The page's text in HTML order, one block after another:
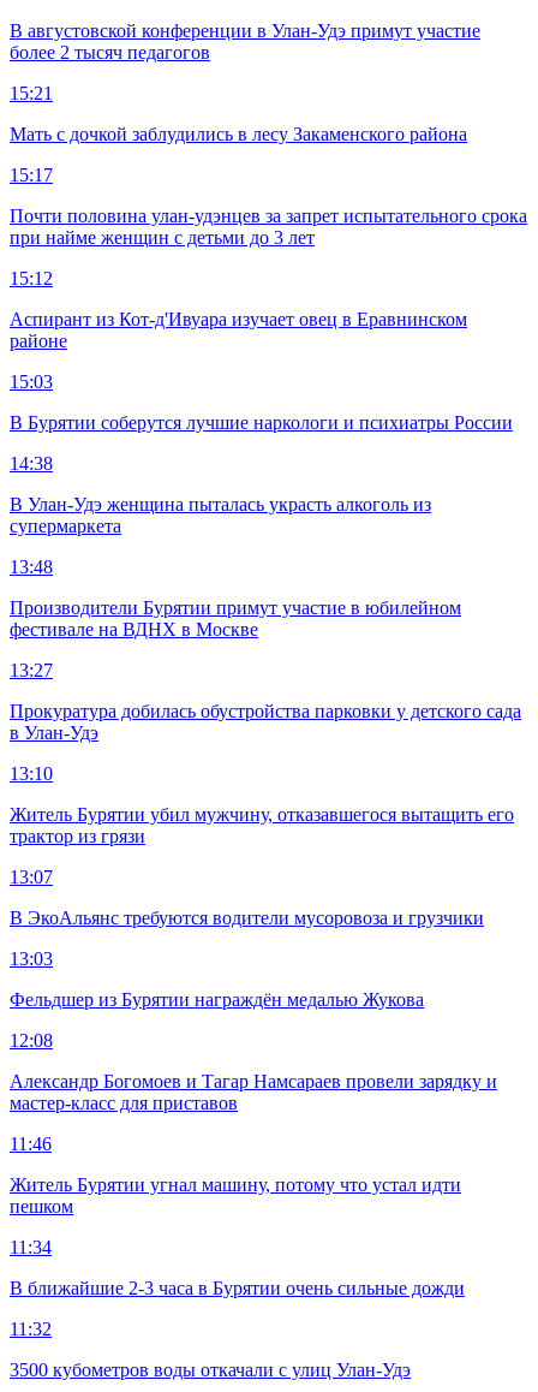
В августовской конференции в Улан-Удэ примут участие
более 2 тысяч педагогов
15:21
Мать с дочкой заблудились в лесу Закаменского района
15:17
Почти половина улан-удэнцев за запрет испытательного срока
при найме женщин с детьми до 3 лет
15:12
Аспирант из Кот-д'Ивуара изучает овец в Еравнинском
районе
15:03
В Бурятии соберутся лучшие наркологи и психиатры России
14:38
В Улан-Удэ женщина пыталась украсть алкоголь из
супермаркета
13:48
Производители Бурятии примут участие в юбилейном
фестивале на ВДНХ в Москве
13:27
Прокуратура добилась обустройства парковки у детского сада
в Улан-Удэ
13:10
Житель Бурятии убил мужчину, отказавшегося вытащить его
трактор из грязи
13:07
В ЭкоАльянс требуются водители мусоровоза и грузчики
13:03
Фельдшер из Бурятии награждён медалью Жукова
12:08
Александр Богомоев и Тагар Намсараев провели зарядку и
мастер-класс для приставов
11:46
Житель Бурятии угнал машину, потому что устал идти
пешком
11:34
В ближайшие 2-3 часа в Бурятии очень сильные дожди
11:32
3500 кубометров воды откачали с улиц Улан-Удэ